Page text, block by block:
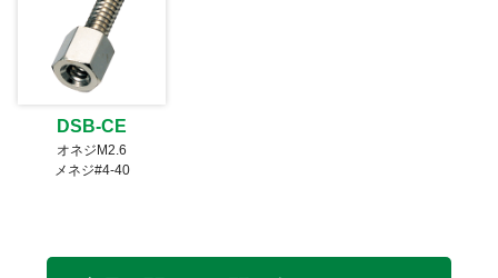
会社情報
DSB-CE
オネジM2.6
メネジ#4-40